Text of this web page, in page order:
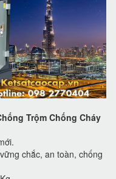
Trộm Chống Cháy
chắc, an toàn, chống